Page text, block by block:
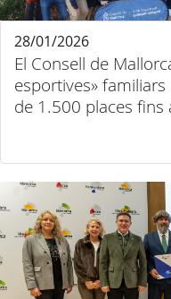
El Consell de
esportives»
de 1.500 places fins
28/01/2026